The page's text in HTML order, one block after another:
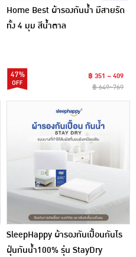
Home Best ผ้ารองกันน้ำ มีสายรัด
ทั้ง 4 มุม สีน้ำตาล
47%
฿ 351 ~ 409
฿ 649~769
SleepHappy ผ้ารองกันเปื้อนกันไร
ฝุ่นกันน้ำ100% รุ่น StayDry